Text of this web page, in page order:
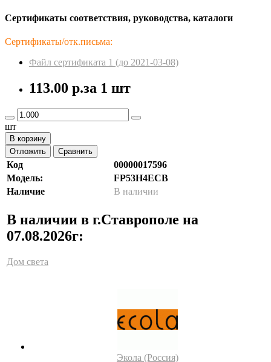
Сертификаты соответствия, руководства, каталоги
Сертификаты/отк.письма:
Файл сертификата 1 (до 2021-03-08)
113.00 р.за 1 шт
шт
В корзину
Отложить
Сравнить
Код
00000017596
Модель:
FP53H4ECB
Наличие
В наличии
В наличии в г.Ставрополе на
07.08.2026г:
Дом света
Экола (Россия)